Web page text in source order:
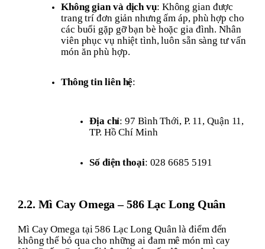
Không gian và dịch vụ: Không gian được
trang trí đơn giản nhưng ấm áp, phù hợp cho
các buổi gặp gỡ bạn bè hoặc gia đình. Nhân
viên phục vụ nhiệt tình, luôn sẵn sàng tư vấn
món ăn phù hợp.
Thông tin liên hệ:
Địa chỉ: 97 Bình Thới, P. 11, Quận 11,
TP. Hồ Chí Minh
Số điện thoại: 028 6685 5191
2.2. Mì Cay Omega – 586 Lạc Long Quân
Mì Cay Omega tại 586 Lạc Long Quân là điểm đến
không thể bỏ qua cho những ai đam mê món mì cay